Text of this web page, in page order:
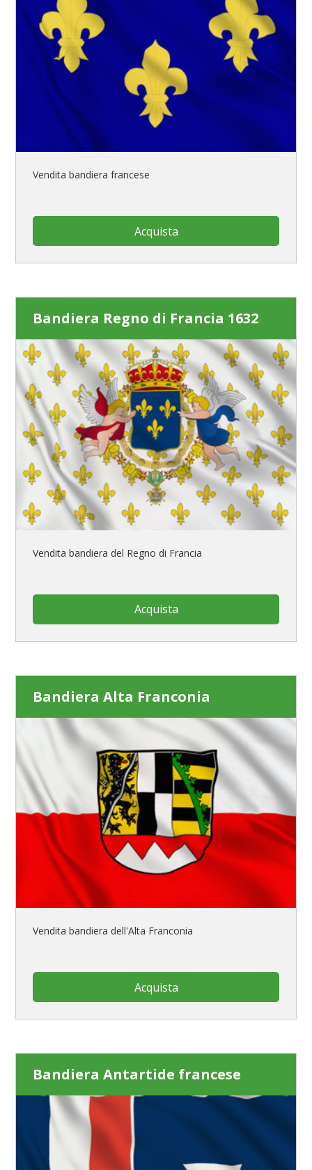
Vendita bandiera francese
Acquista
Bandiera Regno di Francia 1632
Vendita bandiera del Regno di Francia
Acquista
Bandiera Alta Franconia
Vendita bandiera dell'Alta Franconia
Acquista
Bandiera Antartide francese